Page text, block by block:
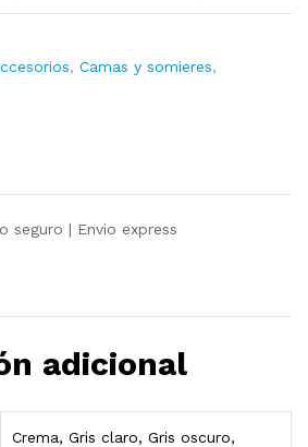
, Camas y somieres,
seguro | Envio express
adicional
Crema, Gris claro, Gris oscuro,